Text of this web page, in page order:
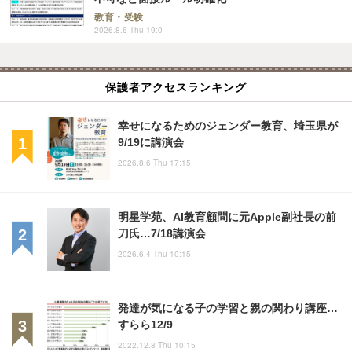
教育・受験
2026.8.6 Thu 19:0
保護者アクセスランキング
幸せになるためのジェンダー教育、埼玉県が
9/19に講演会
2026.8.6 Thu 17:15
明星学苑、AI教育顧問に元Apple副社長の前
刀氏…7/18講演会
2026.6.4 Thu 10:15
発達が気になる子の学習と親の関わり講座…
すらら12/9
2022.12.8 Thu 10:15